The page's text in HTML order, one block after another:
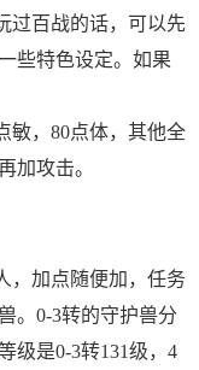
百战的话，可以先
些特色设定。如果
，80点体，其他全
加攻击。
加点随便加，任务
。0-3转的守护兽分
级是0-3转131级，4